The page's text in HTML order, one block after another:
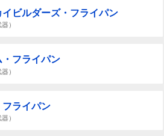
ビルダーズ・フライパン
）
フライパン
）
ライパン
）